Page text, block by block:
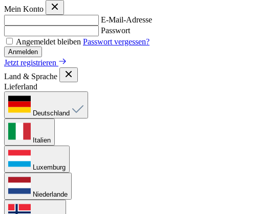
Mein Konto
E-Mail-Adresse
Passwort
Angemeldet bleiben Passwort vergessen?
Anmelden
Jetzt registrieren
Land & Sprache
Lieferland
Deutschland
Italien
Luxemburg
Niederlande